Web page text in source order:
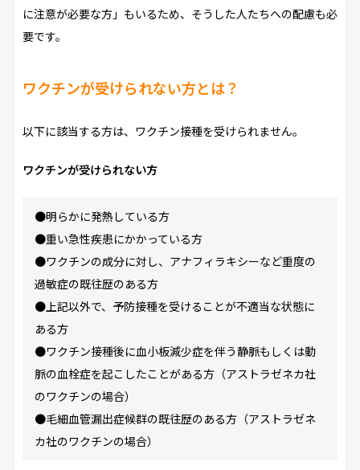
に注意が必要な方」もいるため、そうした人たちへの配慮も必
要です。
ワクチンが受けられない方とは？
以下に該当する方は、ワクチン接種を受けられません。
ワクチンが受けられない方
●明らかに発熱している方
●重い急性疾患にかかっている方
●ワクチンの成分に対し、アナフィラキシーなど重度の
過敏症の既往歴のある方
●上記以外で、予防接種を受けることが不適当な状態に
ある方
●ワクチン接種後に血小板減少症を伴う静脈もしくは動
脈の血栓症を起こしたことがある方（アストラゼネカ社
のワクチンの場合）
●毛細血管漏出症候群の既往歴のある方（アストラゼネ
カ社のワクチンの場合）